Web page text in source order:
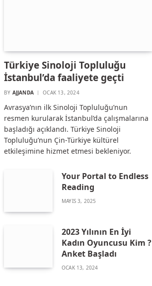
Türkiye Sinoloji Topluluğu
İstanbul’da faaliyete geçti
BY AJJANDA OCAK 13, 2024
Avrasya’nın ilk Sinoloji Topluluğu’nun
resmen kurularak İstanbul’da çalışmalarına
başladığı açıklandı. Türkiye Sinoloji
Topluluğu’nun Çin-Türkiye kültürel
etkileşimine hizmet etmesi bekleniyor.
Your Portal to Endless
Reading
MAYIS 3, 2025
2023 Yılının En İyi
Kadın Oyuncusu Kim ?
Anket Başladı
OCAK 13, 2024